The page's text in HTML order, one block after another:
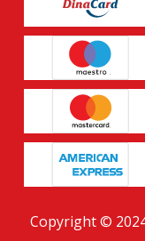
Copyright ©